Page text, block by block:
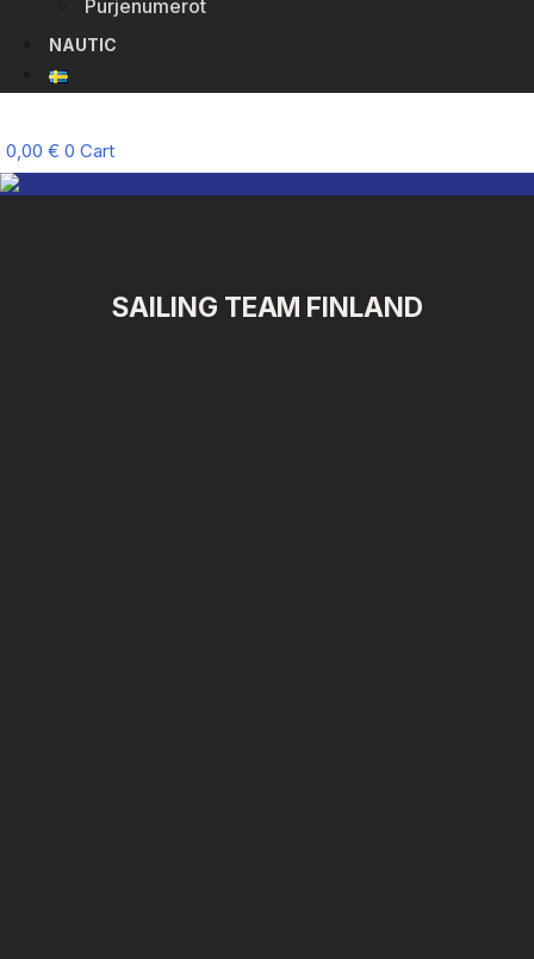
Purjenumerot
NAUTIC
0,00 € 0 Cart
SAILING TEAM FINLAND